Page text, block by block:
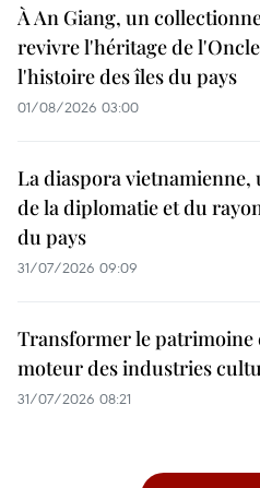
À An Giang, un
revivre l'héritage de
l'histoire des îles du pays
01/08/2026 03:00
La diaspora vietnamienne,
de la diplomatie et du
du pays
31/07/2026 09:09
Transformer le patrimoine
moteur des industries
31/07/2026 08:21